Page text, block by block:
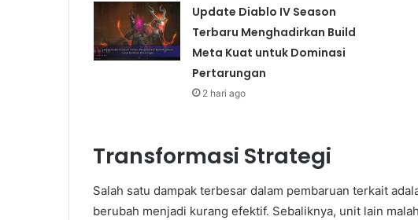
Update Diablo IV Season
Terbaru Menghadirkan Build
Meta Kuat untuk Dominasi
Pertarungan
2 hari ago
Transformasi Strategi
Salah satu dampak terbesar dalam pembaruan terkait
berubah menjadi kurang efektif. Sebaliknya, unit lain